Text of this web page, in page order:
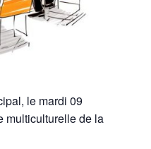
le mardi 09
multiculturelle de la